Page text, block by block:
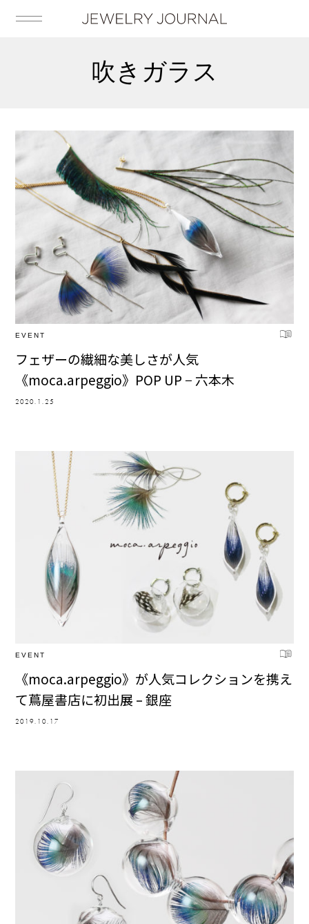
吹きガラス
EVENT
フェザーの繊細な美しさが人気
《moca.arpeggio》POP UP − 六本木
2020.1.25
EVENT
《moca.arpeggio》が人気コレクションを携え
て蔦屋書店に初出展 – 銀座
2019.10.17